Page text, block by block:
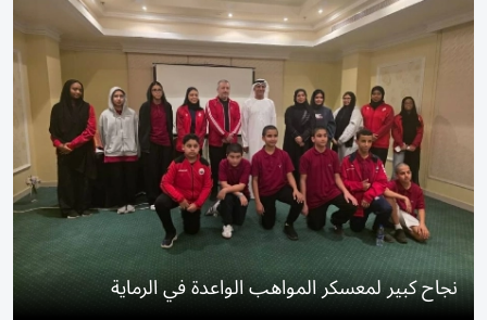
نجاح كبير لمعسكر المواهب الواعدة في الرماية